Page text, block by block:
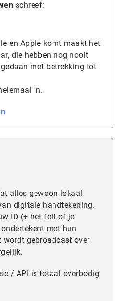
schreef:
en Apple komt maakt het
die hebben nog nooit
met betrekking tot
in.
alles gewoon lokaal
digitale handtekening.
ID (+ het feit of je
met hun
gebroadcast over
/ API is totaal overbodig